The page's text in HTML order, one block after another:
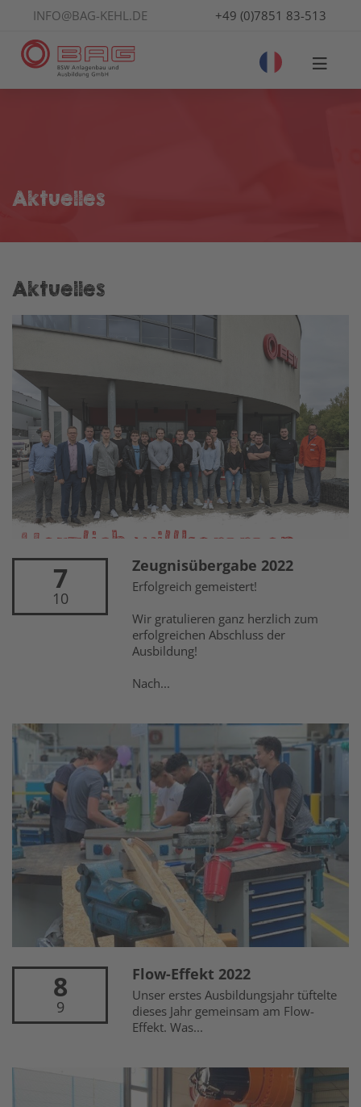
INFO@BAG-KEHL.DE +49 (0)7851 83-513
Aktuelles
Aktuelles
7
10
Zeugnisübergabe 2022
Erfolgreich gemeistert!
Wir gratulieren ganz herzlich zum
erfolgreichen Abschluss der
Ausbildung!
Nach...
8
9
Flow-Effekt 2022
Unser erstes Ausbildungsjahr tüftelte
dieses Jahr gemeinsam am Flow-
Effekt. Was...